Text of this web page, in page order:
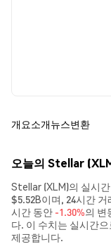
개요소개뉴스변환
오늘의 Stellar
Stellar (XLM)의 실시
$5.52B이며, 24시간
시간 동안 -1.30%의 변
다. 이 수치는 실시간
제공합니다.